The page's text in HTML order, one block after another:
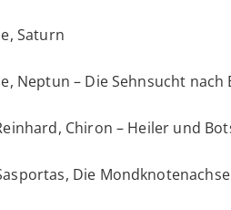
Saturn
Neptun – Die Sehnsucht nach
Chiron – Heiler und
Die Mondknotenachse